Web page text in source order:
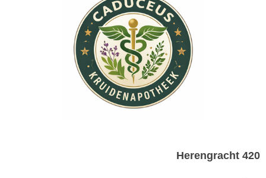
Herengracht 420